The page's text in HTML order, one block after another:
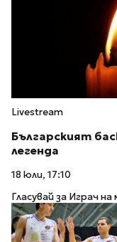
Livestream
Българският
легенда
18 юли, 17:10
Гласувай за Играч